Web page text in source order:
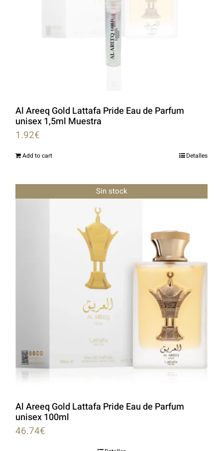
Al Areeq Gold Lattafa Pride Eau de Parfum
unisex 1,5ml Muestra
1.92€
Add to cart Detalles
Sin stock
Al Areeq Gold Lattafa Pride Eau de Parfum
unisex 100ml
46.74€